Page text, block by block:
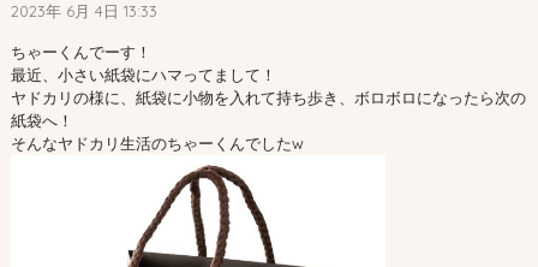
2023年 6月 4日 13:33
ちゃーくんでーす！
最近、小さい紙袋にハマってまして！
ヤドカリの様に、紙袋に小物を入れて持ち歩き、ボロボロになったら次の
紙袋へ！
そんなヤドカリ生活のちゃーくんでしたw